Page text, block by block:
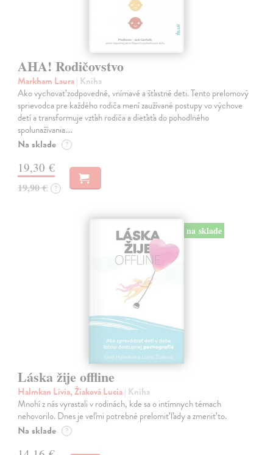
AHA! Rodičovstvo
Markham Laura| Kniha
Ako vychovať zodpovedné, vnímavé a šťastné deti. Tento prelomový
sprievodca pre každého rodiča mení zaužívané postupy vo výchove
detí a transformuje vzťah rodiča a dieťaťa do pohodlného
spolunažívania.…
Na sklade ?
19,30 €
19,90 € ?
na sklade
Láska žije offline
Halmkan Lívia, Žiaková Lucia| Kniha
Mnohí z nás vyrastali v rodinách, kde sa o intímnych témach
nehovorilo. Dnes je veľmi potrebné prelomiť ľady a zmeniť to.
Na sklade ?